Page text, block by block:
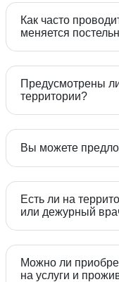
2-33-33
Как часто
меняется
Предусмотрены
территории?
Вы можете
Есть ли на
или дежурный
Можно ли
на услуги и